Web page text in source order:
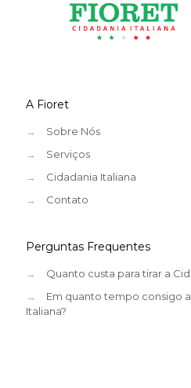
A Fioret
→
Sobre Nós
→
Serviços
→
Cidadania Italiana
→
Contato
Perguntas Frequentes
→
Quanto custa para tirar a
→
Em quanto tempo consigo
Italiana?